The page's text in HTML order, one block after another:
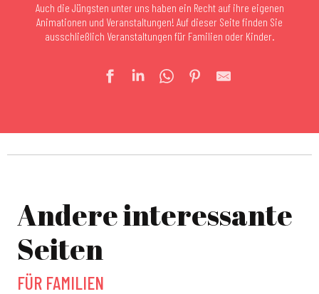
Auch die Jüngsten unter uns haben ein Recht auf ihre eigenen
Animationen und Veranstaltungen! Auf dieser Seite finden Sie
ausschließlich Veranstaltungen für Familien oder Kinder.
Sankt-Nikolaus im Zoologischen und botanischen Park
Festival Momix
Happy games
Andere interessante
Seiten
FÜR FAMILIEN